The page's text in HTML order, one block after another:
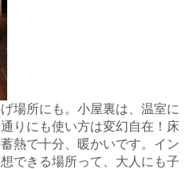
場所にも。小屋裏は、温室に
りにも使い方は変幻自在！床
熱で十分、暖かいです。イン
できる場所って、大人にも子